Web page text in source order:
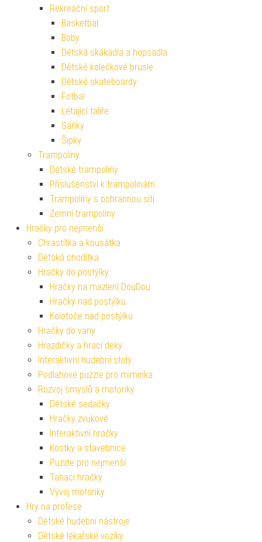
Rekreační sport
Basketbal
Boby
Dětská skákadla a hopsadla
Dětské kolečkové brusle
Dětské skateboardy
Fotbal
Létající talíře
Sáňky
Šipky
Trampolíny
Dětské trampolíny
Příslušenství k trampolínám
Trampolíny s ochrannou sítí
Zemní trampolíny
Hračky pro nejmenší
Chrastítka a kousátka
Dětská chodítka
Hračky do postýlky
Hračky na mazlení DouDou
Hračky nad postýlku
Kolotoče nad postýlku
Hračky do vany
Hrazdičky a hrací deky
Interaktivní hudební stoly
Podlahové puzzle pro miminka
Rozvoj smyslů a motoriky
Dětské sedačky
Hračky zvukové
Interaktivní hračky
Kostky a stavebnice
Puzzle pro nejmenší
Tahací hračky
Vývoj motoriky
Hry na profese
Dětské hudební nástroje
Dětské lékařské vozíky